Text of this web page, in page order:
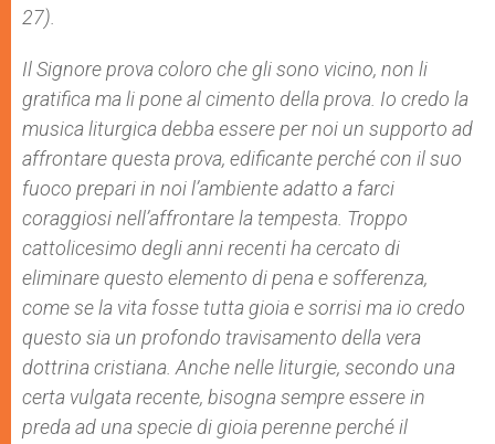
27).
Il Signore prova coloro che gli sono vicino, non li
gratifica ma li pone al cimento della prova. Io credo la
musica liturgica debba essere per noi un supporto ad
affrontare questa prova, edificante perché con il suo
fuoco prepari in noi l’ambiente adatto a farci
coraggiosi nell’affrontare la tempesta. Troppo
cattolicesimo degli anni recenti ha cercato di
eliminare questo elemento di pena e sofferenza,
come se la vita fosse tutta gioia e sorrisi ma io credo
questo sia un profondo travisamento della vera
dottrina cristiana. Anche nelle liturgie, secondo una
certa vulgata recente, bisogna sempre essere in
preda ad una specie di gioia perenne perché il